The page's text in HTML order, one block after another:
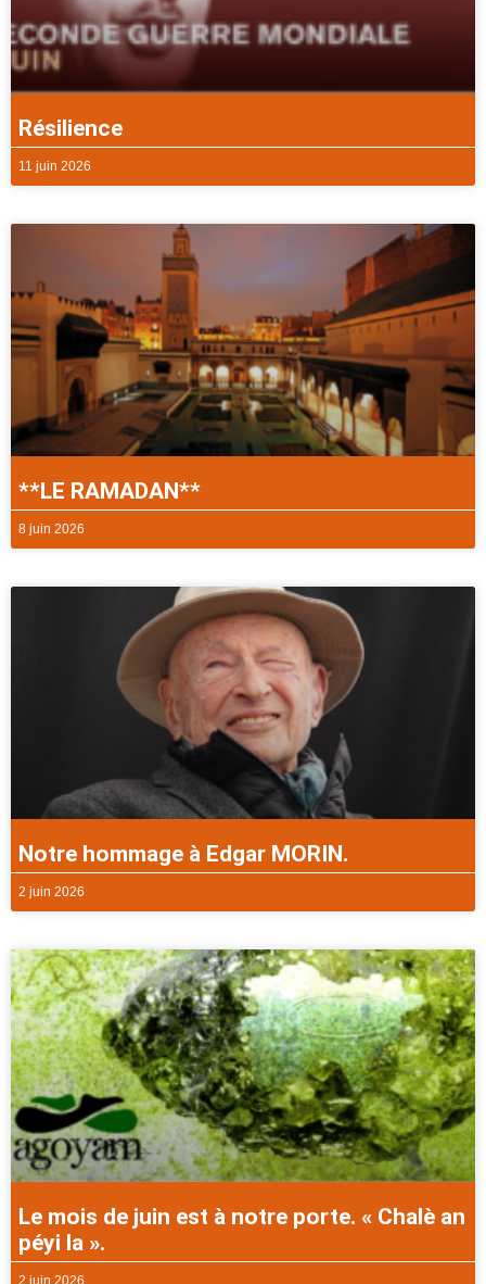
Résilience
11 juin 2026
**LE RAMADAN**
8 juin 2026
Notre hommage à Edgar MORIN.
2 juin 2026
Le mois de juin est à notre porte. « Chalè an
péyi la ».
2 juin 2026